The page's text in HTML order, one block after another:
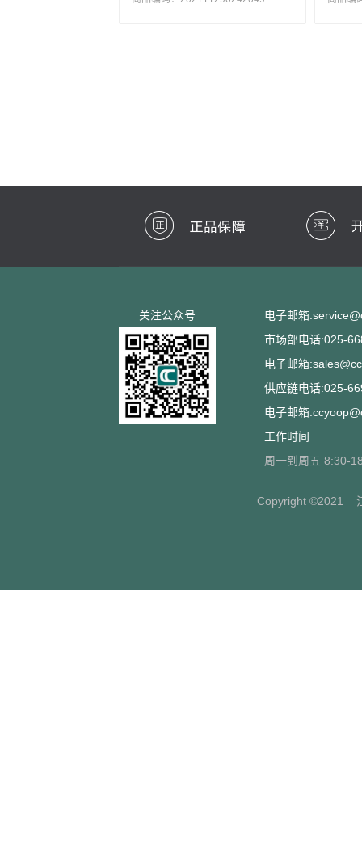
关注公众号
电子邮箱
市场部电话:025-
电子邮箱
供应链电话:025-
电子邮箱
工作时间
周一到周五 8:30-
Copyright ©2021